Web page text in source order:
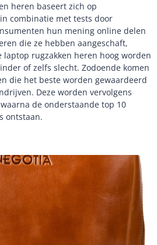
heren baseert zich op
combinatie met tests door
hun mening online delen
die ze hebben aangeschaft,
laptop rugzakken heren hoog worden
of zelfs slecht. Zodoende komen
die het beste worden gewaardeerd
Deze worden vervolgens
de onderstaande top 10
ontstaan.